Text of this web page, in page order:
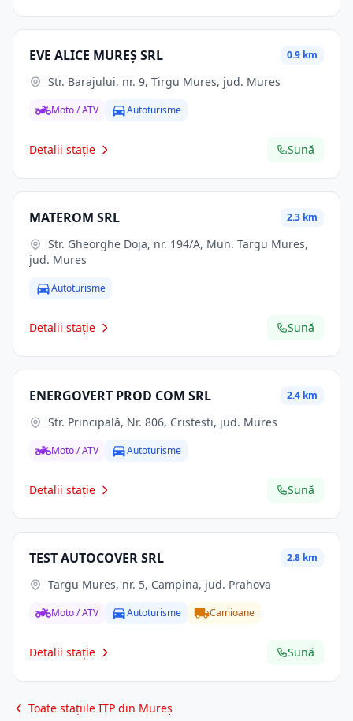
EVE ALICE MUREŞ SRL 0.9 km
Str. Barajului, nr. 9, Tirgu Mures, jud. Mures
Moto / ATV Autoturisme
Detalii stație Sună
MATEROM SRL 2.3 km
jud. Mures
Autoturisme
Detalii stație Sună
ENERGOVERT PROD COM SRL 2.4 km
Str. Principală, Nr. 806, Cristesti, jud. Mures
Moto / ATV Autoturisme
Detalii stație Sună
TEST AUTOCOVER SRL 2.8 km
Targu Mures, nr. 5, Campina, jud. Prahova
Moto / ATV Autoturisme Camioane
Detalii stație Sună
Toate stațiile ITP din Mureș